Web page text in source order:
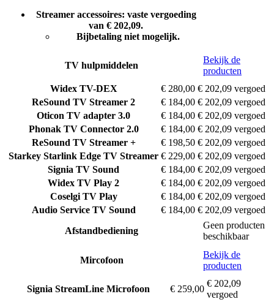
Streamer accessoires: vaste vergoeding
van € 202,09.
Bijbetaling niet mogelijk.
TV hulpmiddelen
Bekijk de
producten
Widex TV-DEX € 280,00 € 202,09 vergoed
ReSound TV Streamer 2 € 184,00 € 202,09 vergoed
Oticon TV adapter 3.0 € 184,00 € 202,09 vergoed
Phonak TV Connector 2.0 € 184,00 € 202,09 vergoed
ReSound TV Streamer + € 198,50 € 202,09 vergoed
Starkey Starlink Edge TV Streamer € 229,00 € 202,09 vergoed
Signia TV Sound € 184,00 € 202,09 vergoed
Widex TV Play 2 € 184,00 € 202,09 vergoed
Coselgi TV Play € 184,00 € 202,09 vergoed
Audio Service TV Sound € 184,00 € 202,09 vergoed
Afstandbediening
Geen producten
beschikbaar
Mircofoon
Bekijk de
producten
Signia StreamLine Microfoon € 259,00
€ 202,09
vergoed